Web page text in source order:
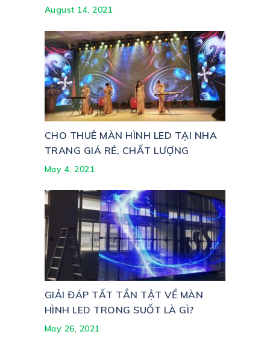
August 14, 2021
CHO THUÊ MÀN HÌNH LED TẠI NHA
TRANG GIÁ RẺ, CHẤT LƯỢNG
May 4, 2021
GIẢI ĐÁP TẤT TẦN TẬT VỀ MÀN
HÌNH LED TRONG SUỐT LÀ GÌ?
May 26, 2021